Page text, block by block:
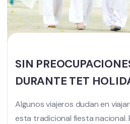
SIN
DURANTE TET
Algunos viajeros dudan en
esta tradicional fiesta nacional.